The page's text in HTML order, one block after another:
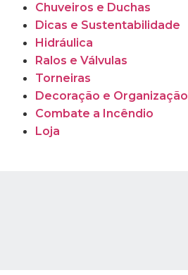
Chuveiros e Duchas
Dicas e Sustentabilidade
Hidráulica
Ralos e Válvulas
Torneiras
Decoração e Organização
Combate a Incêndio
Loja